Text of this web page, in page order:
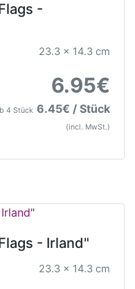
-
23.3 x 14.3 cm
6.95€
4 Stück 6.45€ / Stück
(incl. MwSt.)
- Irland"
23.3 x 14.3 cm